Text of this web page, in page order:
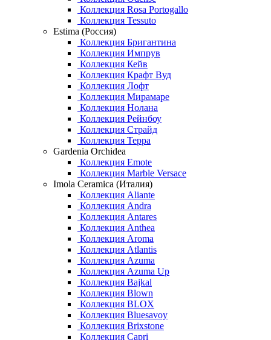
Коллекция Rosa Portogallo
Коллекция Tessuto
Estima (Россия)
Коллекция Бригантина
Коллекция Импрув
Коллекция Кейв
Коллекция Крафт Вуд
Коллекция Лофт
Коллекция Мирамаре
Коллекция Нолана
Коллекция Рейнбоу
Коллекция Страйд
Коллекция Терра
Gardenia Orchidea
Коллекция Emote
Коллекция Marble Versace
Imola Ceramica (Италия)
Коллекция Aliante
Коллекция Andra
Коллекция Antares
Коллекция Anthea
Коллекция Aroma
Коллекция Atlantis
Коллекция Azuma
Коллекция Azuma Up
Коллекция Bajkal
Коллекция Blown
Коллекция BLOX
Коллекция Bluesavoy
Коллекция Brixstone
Коллекция Capri